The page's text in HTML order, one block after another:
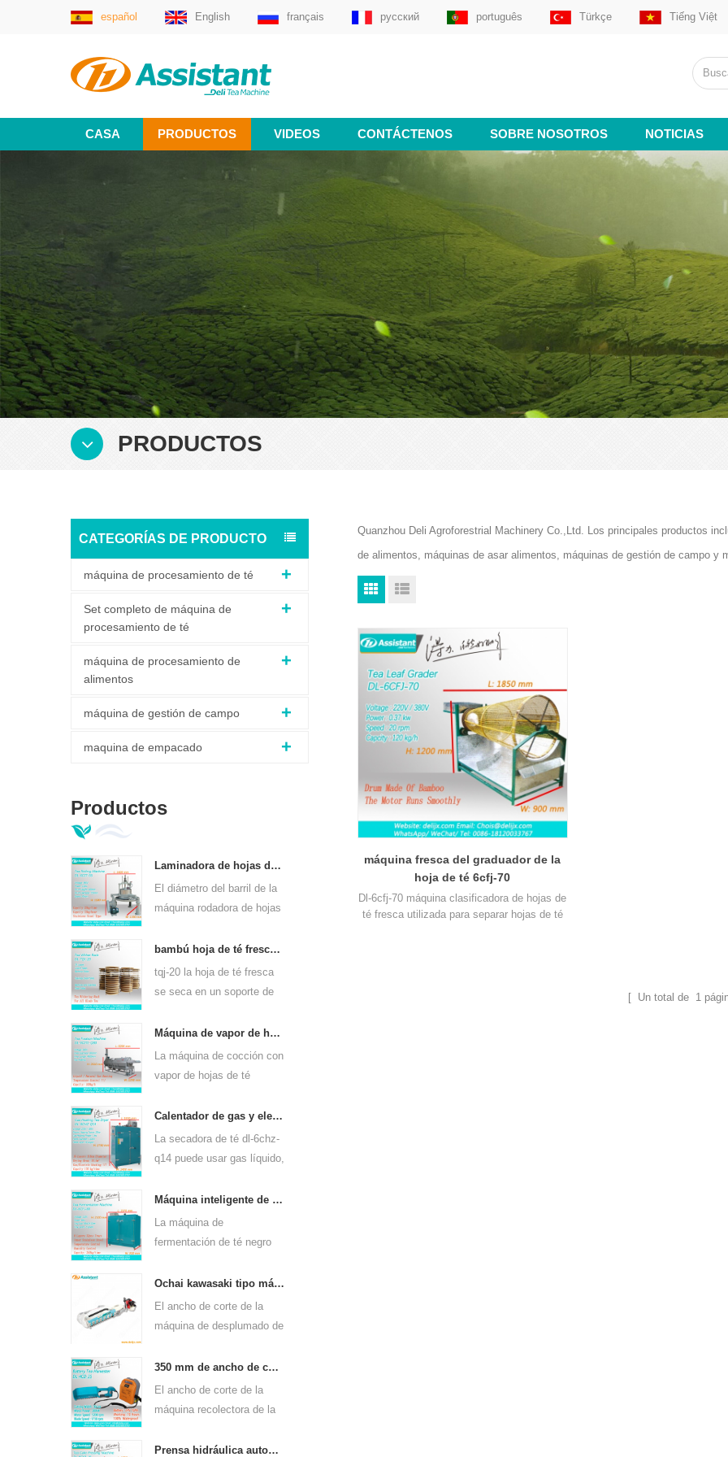
español English français русский português Türkçe Tiếng Việt
CASA PRODUCTOS VIDEOS CONTÁCTENOS SOBRE NOSOTROS NOTICIAS
PRODUCTOS
CATEGORÍAS DE PRODUCTO
máquina de procesamiento de té
Set completo de máquina de
procesamiento de té
máquina de procesamiento de
alimentos
máquina de gestión de campo
maquina de empacado
Productos
Laminadora de hojas de té verde ortodoxo 6crt-55
El diámetro del barril de la
máquina rodadora de hojas
550 mm, altura 400 mm,
productividad es 75kg / h
bambú hoja de té fresco se marchita rack tqj-20
tqj-20 la hoja de té fresca
se seca en un soporte de
inoxidable, se puede usar
para todo tipo de té.
Máquina de vapor de hojas de té de calentamiento continuo de gas para clases de té 6cstl-q80
La máquina de cocción con
vapor de hojas de té
q80 puede usarse para
muchos tipos de té, como
el té verde, el té oolong y
Calentador de gas y electricidad máquina de secado de hojas de té verde 6chz-q14
La secadora de té dl-6chz-
q14 puede usar gas líquido,
puede secar todo tipo de
té, como el té verde, el té
negro, el té oolong, etc.
Máquina inteligente de fermentación de té negro 6cfj-80.
La máquina de
fermentación de té negro
principalmente para
procesar té negro, permite
fermentar mejor el té negro.
Ochai kawasaki tipo máquina de cosecha de desplume de hojas de té de un solo hombre 4c-t50a5
El ancho de corte de la
máquina de desplumado de
hombre de mano dl-4c-
t50a5 es de 450 mm, 500
mm, 600 mm, use el motor
350 mm de ancho de corte eléctrico con pilas, hoja de té, té, máquina de desplume 4cd-35
El ancho de corte de la
máquina recolectora de la
hoja del té de dl-4cd-35 esPrensa hidráulica automática de té pastel de té máquina de prensado de ladrillos 6cy3-15
Quanzhou Deli Agroforestrial Machinery Co.,Ltd. Los principales productos
de alimentos, máquinas de asar alimentos, máquinas de gestión de campo y
máquina fresca del graduador de la
hoja de té 6cfj-70
Dl-6cfj-70 máquina clasificadora de hojas de
té fresca utilizada para separar hojas de té
[ Un total de 1